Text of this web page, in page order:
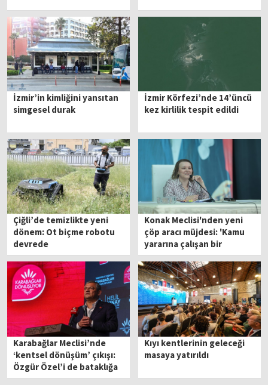
İzmir’in kimliğini yansıtan
simgesel durak
İzmir Körfezi’nde 14’üncü
kez kirlilik tespit edildi
Çiğli’de temizlikte yeni
dönem: Ot biçme robotu
devrede
Konak Meclisi'nden yeni
çöp aracı müjdesi: 'Kamu
yararına çalışan bir
belediyeyiz'
Karabağlar Meclisi’nde
‘kentsel dönüşüm’ çıkışı:
Özgür Özel’i de bataklığa
çektiniz!
Kıyı kentlerinin geleceği
masaya yatırıldı